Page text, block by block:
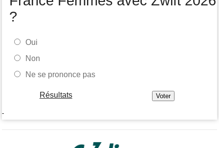
?
Oui
Non
Ne se prononce pas
Résultats
-